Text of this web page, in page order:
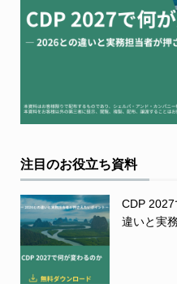
注目のお役立ち資料
CDP
違いと実